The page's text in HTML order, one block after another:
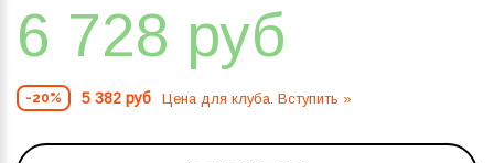
6 728 руб
-20% 5 382 руб Цена для клуба. Вступить »